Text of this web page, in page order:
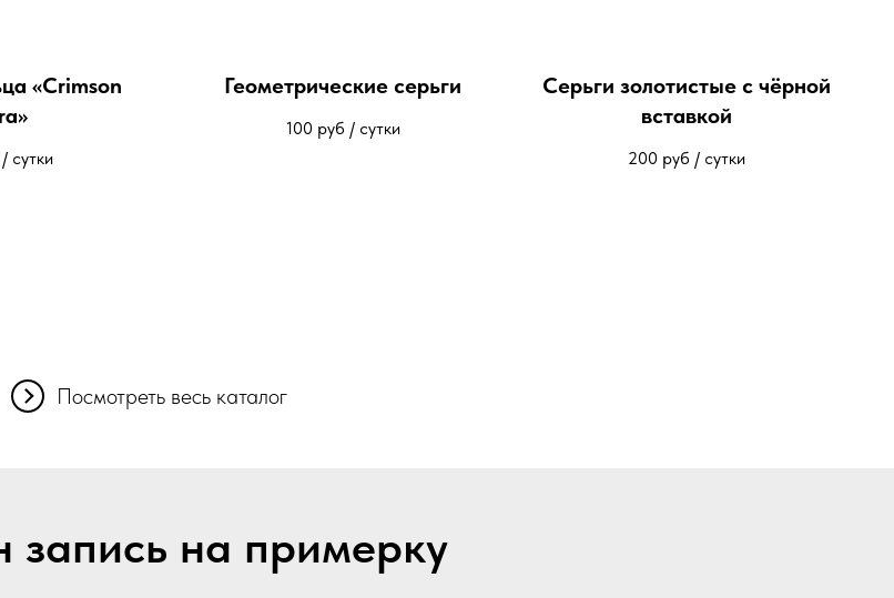
«Crimson
сутки
Геометрические серьги
100 руб / сутки
Серьги золотистые с чёрной
вставкой
200 руб / сутки
Посмотреть весь каталог
запись на примерку